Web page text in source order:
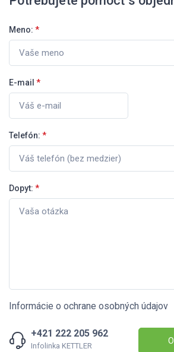
Meno: *
E-mail *
Telefón: *
Dopyt: *
Informácie o ochrane osobných údajov
+421 222 205 962
Infolinka KETTLER